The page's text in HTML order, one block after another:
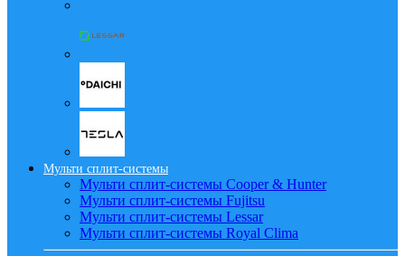
Мульти сплит-системы
Мульти сплит-системы Cooper & Hunter
Мульти сплит-системы Fujitsu
Мульти сплит-системы Lessar
Мульти сплит-системы Royal Clima